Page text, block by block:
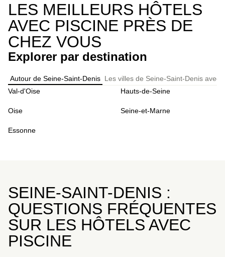
LES MEILLEURS HÔTELS
AVEC PISCINE PRÈS DE
CHEZ VOUS
Explorer par destination
Autour de Seine-Saint-Denis Les villes de Seine-Saint-Denis avec
Val-d'Oise
Hauts-de-Seine
Oise Seine-et-Marne
Essonne
SEINE-SAINT-DENIS :
QUESTIONS FRÉQUENTES
SUR LES HÔTELS AVEC
PISCINE